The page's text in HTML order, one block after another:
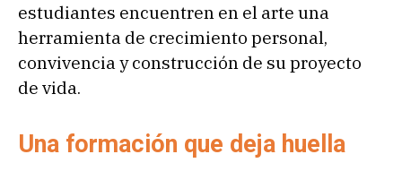
estudiantes encuentren en el arte una
herramienta de crecimiento personal,
convivencia y construcción de su proyecto
de vida.
Una formación que deja huella